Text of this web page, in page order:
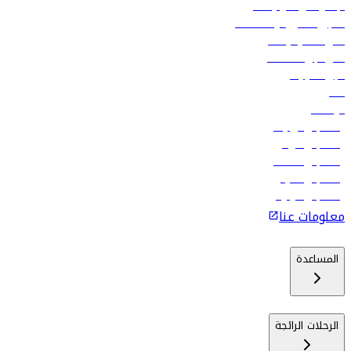
الإعلان على متن رحلاتنا
تسجيل الدخول لوكلاء السفر
أدنى أسعار الرحلات
فلاي دبي للعطلات
تأجير السيارات
فنادق
الوظائف
رحلات إلى تبيليسي
رحلات إلى الرياض
رحلات إلى مسقط
رحلات إلى ماليه
رحلات إلى كولومبو
معلومات عنا
المساعدة
الرحلات الرائجة